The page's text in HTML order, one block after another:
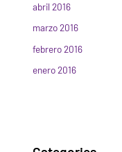
abril 2016
marzo 2016
febrero 2016
enero 2016